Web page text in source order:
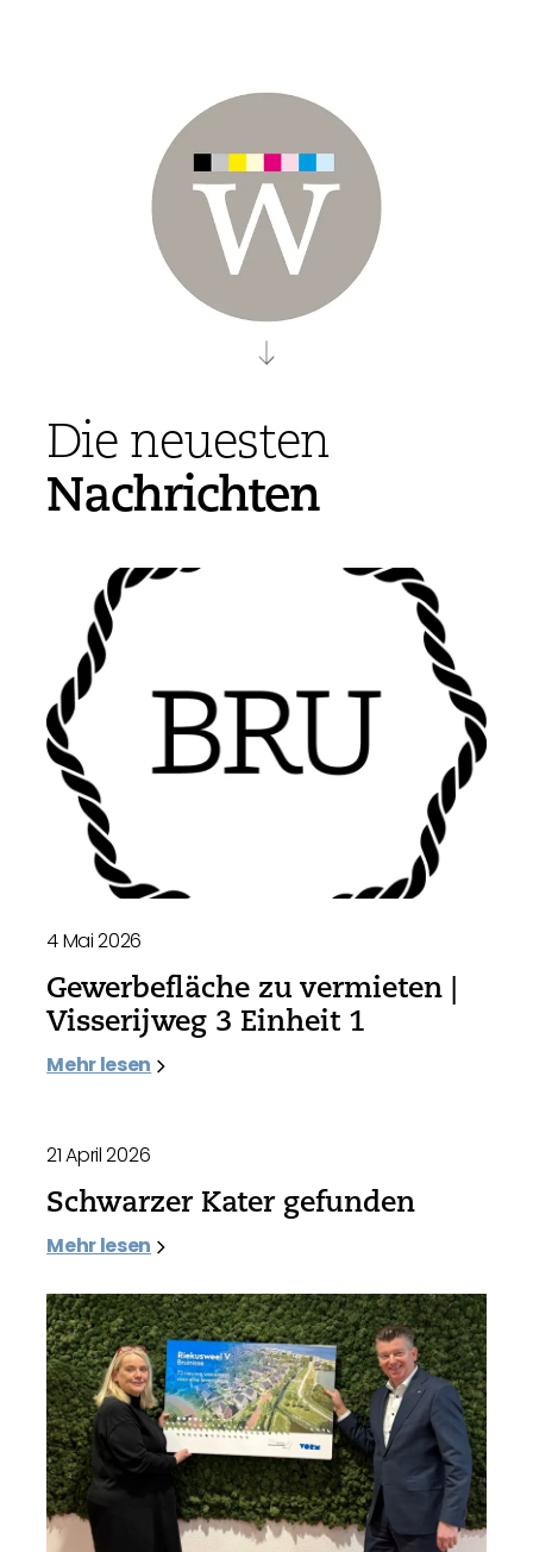
Die neuesten
Nachrichten
4 Mai 2026
Gewerbefläche zu vermieten |
Visserijweg 3 Einheit 1
Mehr lesen
21 April 2026
Schwarzer Kater gefunden
Mehr lesen